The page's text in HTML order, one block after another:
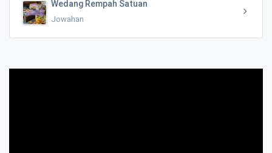
Wedang Rempah Satuan
Jowahan